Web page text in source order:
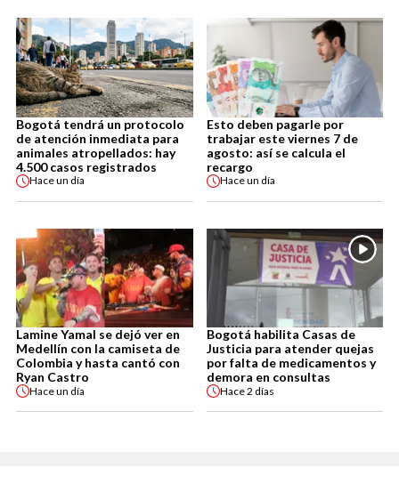
Bogotá tendrá un protocolo
de atención inmediata para
animales atropellados: hay
4.500 casos registrados
Haceun día
Esto deben pagarle por
trabajar este viernes 7 de
agosto: así se calcula el
recargo
Haceun día
Lamine Yamal se dejó ver en
Medellín con la camiseta de
Colombia y hasta cantó con
Ryan Castro
Haceun día
Bogotá habilita Casas de
Justicia para atender quejas
por falta de medicamentos y
demora en consultas
Hace2 días